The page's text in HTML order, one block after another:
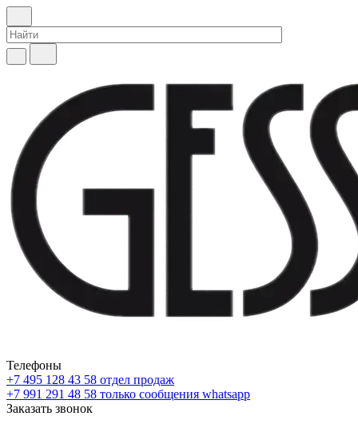
Телефоны
+7 495 128 43 58 отдел продаж
+7 991 291 48 58 только сообщения whatsapp
Заказать звонок